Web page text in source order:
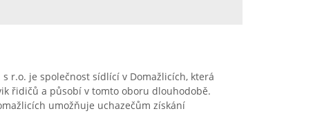
r.o. je společnost sídlící v Domažlicích, která
řidičů a působí v tomto oboru dlouhodobě.
umožňuje uchazečům získání